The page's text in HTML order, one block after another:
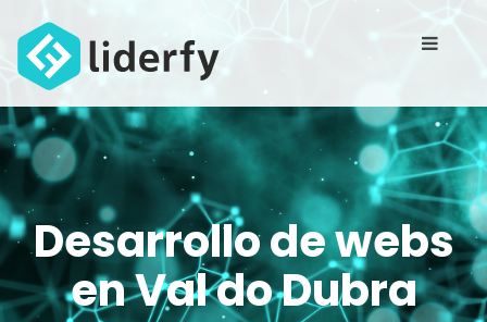
Desarrollo de webs
en Val do Dubra